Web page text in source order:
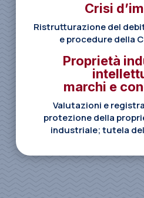
Crisi
Ristrutturazione del
e procedure della
Proprietà
marchi e
Valutazioni e
protezione della
industriale; tutela